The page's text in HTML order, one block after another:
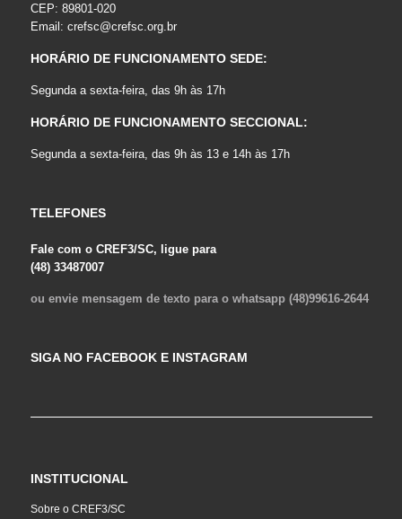
CEP: 89801-020
Email: crefsc@crefsc.org.br
HORÁRIO DE FUNCIONAMENTO SEDE:
Segunda a sexta-feira, das 9h às 17h
HORÁRIO DE FUNCIONAMENTO SECCIONAL:
Segunda a sexta-feira, das 9h às 13 e 14h às 17h
TELEFONES
Fale com o CREF3/SC, ligue para
(48) 33487007
ou envie mensagem de texto para o whatsapp (48)99616-2644
SIGA NO FACEBOOK E INSTAGRAM
INSTITUCIONAL
Sobre o CREF3/SC